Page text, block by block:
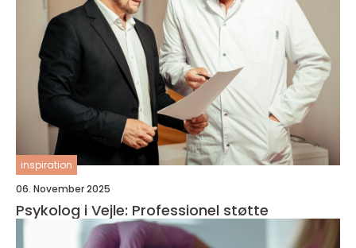
inspiration
06. November 2025
Psykolog i Vejle: Professionel støtte